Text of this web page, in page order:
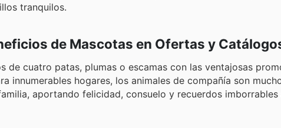
tranquilos.
de Mascotas en Ofertas y
de cuatro patas, plumas o escamas con las ventajosas
innumerables hogares, los animales de compañía son
aportando felicidad, consuelo y recuerdos imborrables